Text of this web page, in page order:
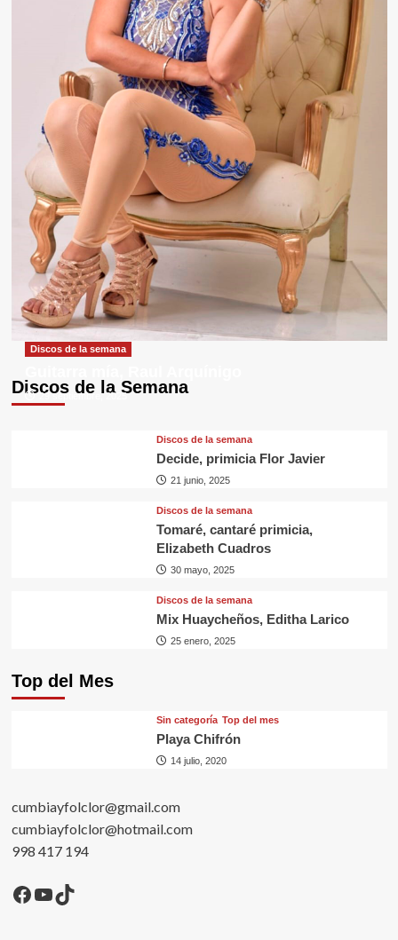
Discos de la Semana
Discos de la semana
29 septiembre, 2025
Discos de la semana
Decide, primicia Flor Javier
21 junio, 2025
Discos de la semana
Tomaré, cantaré primicia,
Elizabeth Cuadros
30 mayo, 2025
Discos de la semana
Mix Huaycheños, Editha Larico
25 enero, 2025
Top del Mes
Sin categorí­a Top del mes
Playa Chifrón
14 julio, 2020
cumbiayfolclor@gmail.com
cumbiayfolclor@hotmail.com
998 417 194
Facebook
YouTube
TikTok